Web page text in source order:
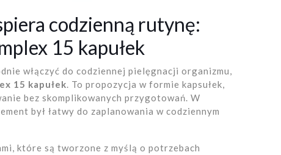
codzienną rutynę:
15 kapułek
włączyć do codziennej pielęgnacji organizmu,
15 kapułek. To propozycja w formie kapsułek,
bez skomplikowanych przygotowań. W
był łatwy do zaplanowania w codziennym
które są tworzone z myślą o potrzebach